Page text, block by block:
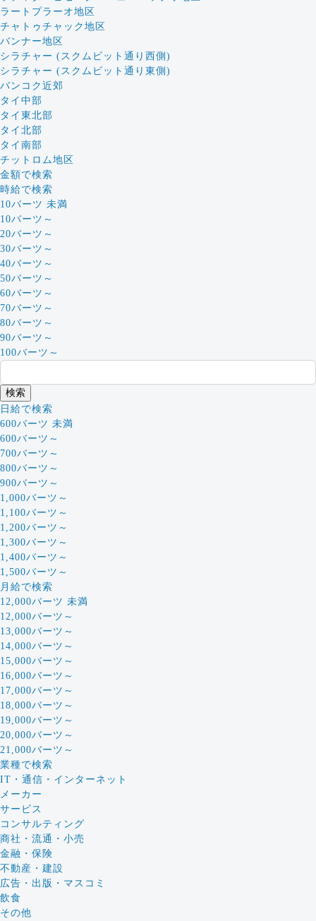
ラートプラーオ地区
チャトゥチャック地区
バンナー地区
シラチャー (スクムビット通り西側)
シラチャー (スクムビット通り東側)
バンコク近郊
タイ中部
タイ東北部
タイ北部
タイ南部
チットロム地区
金額で検索
時給で検索
10バーツ 未満
10バーツ～
20バーツ～
30バーツ～
40バーツ～
50バーツ～
60バーツ～
70バーツ～
80バーツ～
90バーツ～
100バーツ～
日給で検索
600バーツ 未満
600バーツ～
700バーツ～
800バーツ～
900バーツ～
1,000バーツ～
1,100バーツ～
1,200バーツ～
1,300バーツ～
1,400バーツ～
1,500バーツ～
月給で検索
12,000バーツ 未満
12,000バーツ～
13,000バーツ～
14,000バーツ～
15,000バーツ～
16,000バーツ～
17,000バーツ～
18,000バーツ～
19,000バーツ～
20,000バーツ～
21,000バーツ～
業種で検索
IT・通信・インターネット
メーカー
サービス
コンサルティング
商社・流通・小売
金融・保険
不動産・建設
広告・出版・マスコミ
飲食
その他